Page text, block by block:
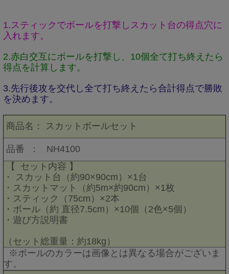
1.スティックでボールを打撃しスカット台の得点穴に
入れます。
2.赤白交互にボールを打撃し、10個全て打ち終えたら
得点を計算します。
3.先行後攻を交代し全て打ち終えたら合計得点で勝敗
を決めます。
商品名： スカットボールセット
品番 ：
NH4100
【
セット内容 】
・ スカット台（約90×90cm）×1台
・スカットマット（約5m×約90cm）×1枚
・スティック（75cm）×2本
・ボール（約 直径7.5cm）×10個（2色×5個）
・遊び方説明書
（セット総重量：約18kg）
※ボールのカラーは画像とは異なる場合がございま
す。